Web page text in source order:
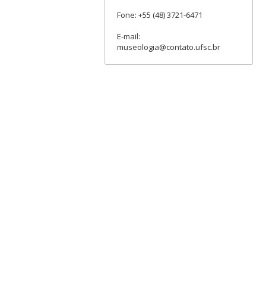
Fone: +55 (48) 3721-6471
E-mail:
museologia@contato.ufsc.br